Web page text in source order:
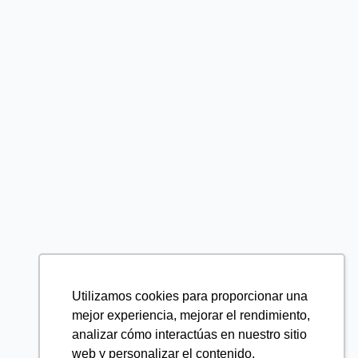
Utilizamos cookies para proporcionar una
mejor experiencia, mejorar el rendimiento,
analizar cómo interactúas en nuestro sitio
web y personalizar el contenido.